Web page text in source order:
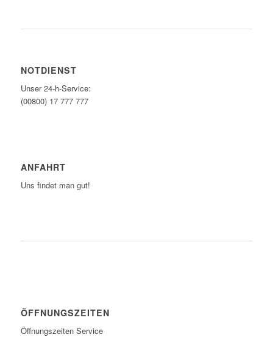
NOTDIENST
Unser 24-h-Service:
(00800) 17 777 777
ANFAHRT
Uns findet man gut!
ÖFFNUNGSZEITEN
Öffnungszeiten Service